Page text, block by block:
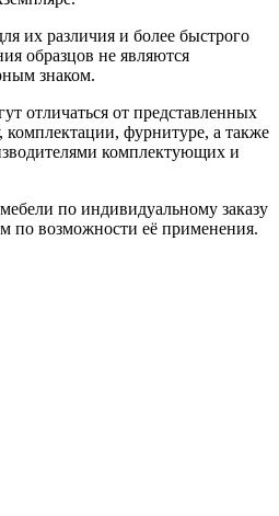
их различия и более быстрого
образцов не являются
знаком.
отличаться от представленных
комплектации, фурнитуре, а также
комплектующих и
по индивидуальному заказу
по возможности её применения.